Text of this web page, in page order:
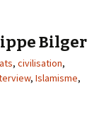
Bilger
, civilisation,
, Islamisme,